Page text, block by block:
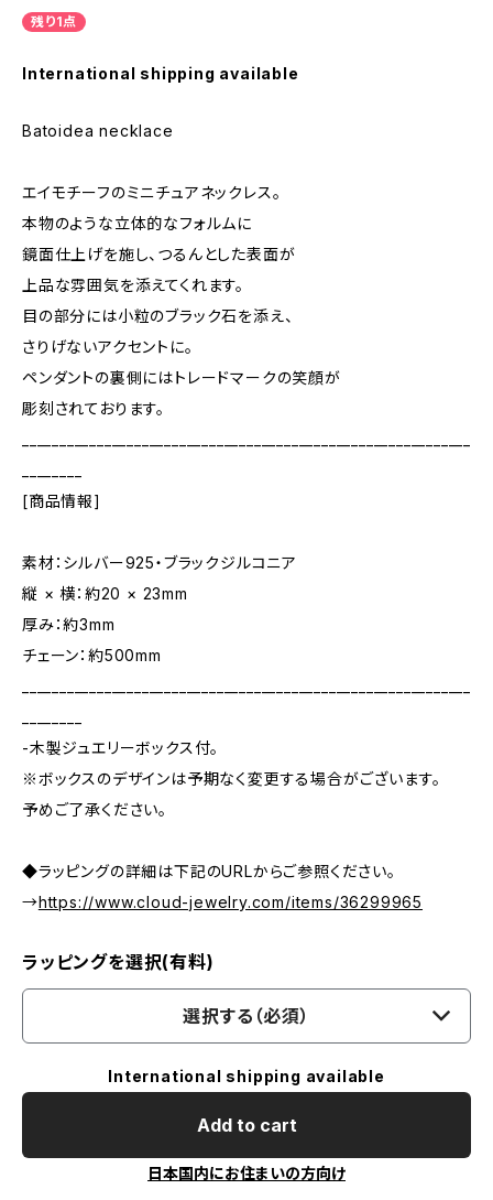
残り1点
International shipping available
Batoidea necklace
エイモチーフのミニチュアネックレス。
本物のような立体的なフォルムに
鏡面仕上げを施し、つるんとした表面が
上品な雰囲気を添えてくれます。
目の部分には小粒のブラック石を添え、
さりげないアクセントに。
ペンダントの裏側にはトレードマークの笑顔が
彫刻されております。
[商品情報]
素材：シルバー925・ブラックジルコニア
縦 × 横：約20 × 23mm
厚み：約3mm
チェーン：約500mm
-木製ジュエリーボックス付。
※ボックスのデザインは予期なく変更する場合がございます。
予めご了承ください。
◆ラッピングの詳細は下記のURLからご参照ください。
→https://www.cloud-jewelry.com/items/36299965
ラッピングを選択(有料)
選択する（必須）
International shipping available
Add to cart
日本国内にお住まいの方向け